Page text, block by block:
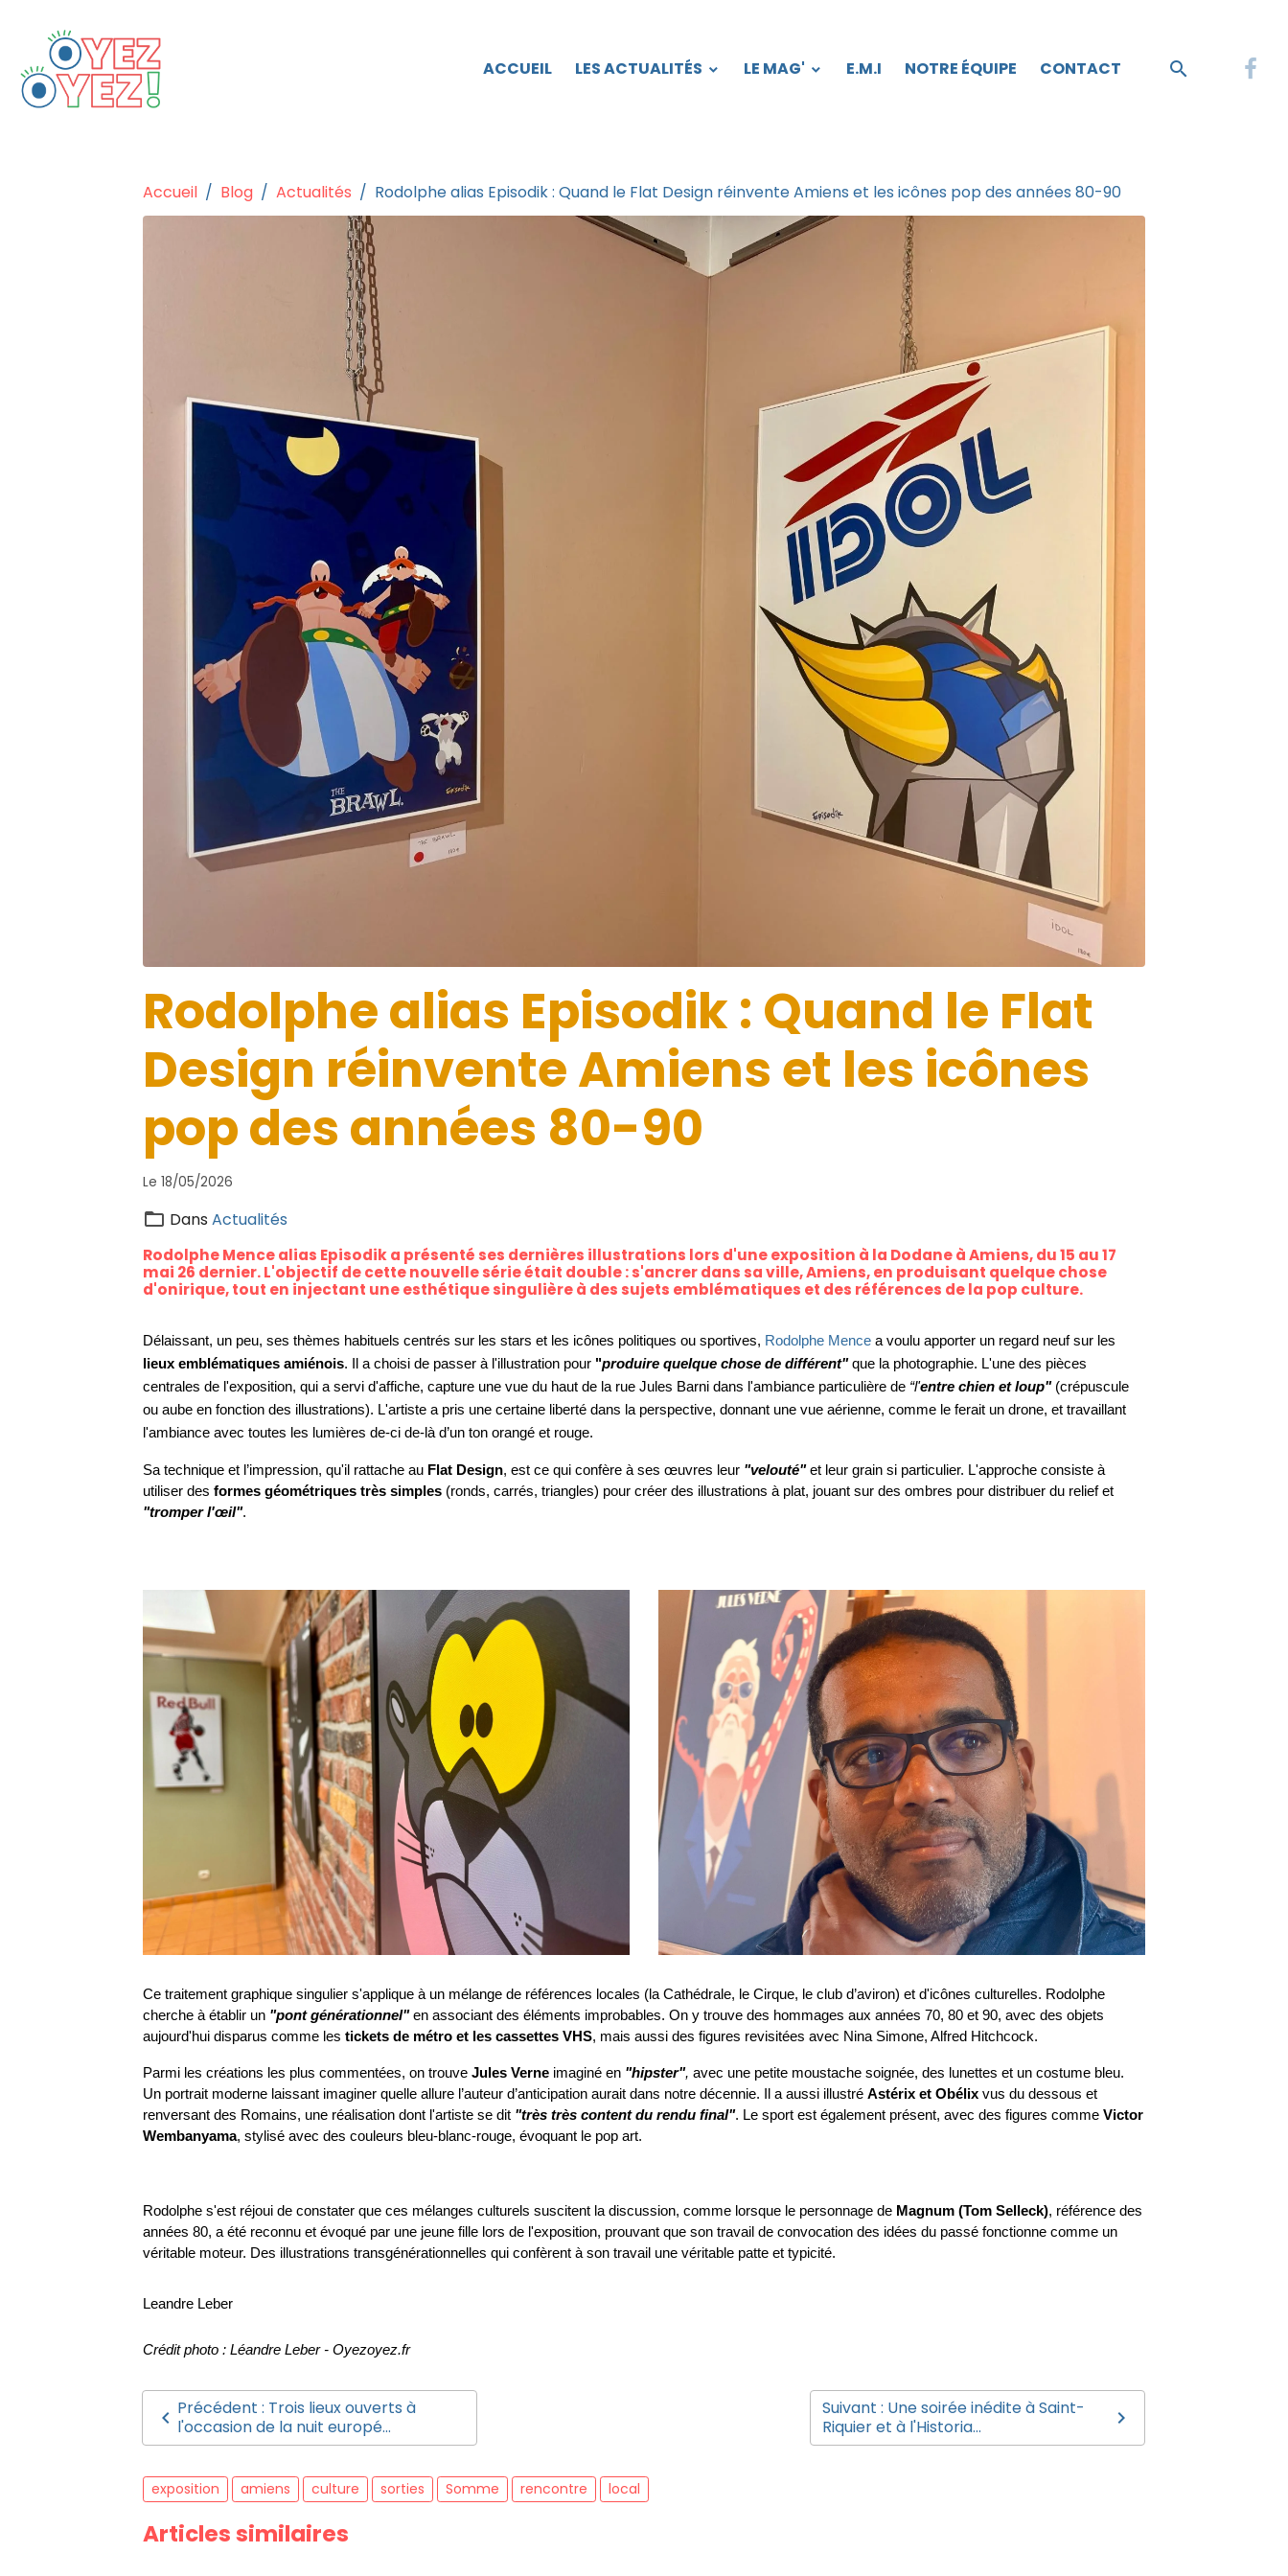
ACCUEIL LES ACTUALITÉS LE MAG' E.M.I NOTRE ÉQUIPE CONTACT
Accueil Blog Actualités Rodolphe alias Episodik : Quand le Flat Design réinvente Amiens et les icônes pop des années 80-90
Rodolphe alias Episodik : Quand le Flat
Design réinvente Amiens et les icônes
pop des années 80-90
Le 18/05/2026
DansActualités
Rodolphe Mence alias Episodik a présenté ses dernières illustrations lors d'une exposition à la Dodane à Amiens, du 15 au 17
mai 26 dernier. L'objectif de cette nouvelle série était double : s'ancrer dans sa ville, Amiens, en produisant quelque chose
d'onirique, tout en injectant une esthétique singulière à des sujets emblématiques et des références de la pop culture.
Délaissant, un peu, ses thèmes habituels centrés sur les stars et les icônes politiques ou sportives, Rodolphe Mence
lieux emblématiques amiénois. Il a choisi de passer à l'illustration pour "produire quelque chose de différent" que la photographie. L'une des pièces
centrales de l'exposition, qui a servi d'affiche, capture une vue du haut de la rue Jules Barni dans l'ambiance particulière de “l'entre chien et loup" (crépuscule
ou aube en fonction des illustrations). L'artiste a pris une certaine liberté dans la perspective, donnant une vue aérienne, comme le ferait un drone, et travaillant
l'ambiance avec toutes les lumières de-ci de-là d’un ton orangé et rouge.
Sa technique et l’impression, qu'il rattache au Flat Design, est ce qui confère à ses œuvres leur "velouté" et leur grain si particulier. L'approche consiste à
utiliser des formes géométriques très simples (ronds, carrés, triangles) pour créer des illustrations à plat, jouant sur des ombres pour distribuer du relief et
"tromper l'œil".
Ce traitement graphique singulier s'applique à un mélange de références locales (la Cathédrale, le Cirque, le club d’aviron) et d'icônes culturelles. Rodolphe
cherche à établir un "pont générationnel" en associant des éléments improbables. On y trouve des hommages aux années 70, 80 et 90, avec des objets
aujourd'hui disparus comme les tickets de métro et les cassettes VHS, mais aussi des figures revisitées avec Nina Simone, Alfred Hitchcock.
Parmi les créations les plus commentées, on trouve Jules Verne imaginé en "hipster", avec une petite moustache soignée, des lunettes et un costume bleu.
Un portrait moderne laissant imaginer quelle allure l’auteur d’anticipation aurait dans notre décennie. Il a aussi illustré Astérix et Obélix vus du dessous et
renversant des Romains, une réalisation dont l'artiste se dit "très très content du rendu final". Le sport est également présent, avec des figures comme Victor
Wembanyama, stylisé avec des couleurs bleu-blanc-rouge, évoquant le pop art.
Rodolphe s'est réjoui de constater que ces mélanges culturels suscitent la discussion, comme lorsque le personnage de Magnum (Tom Selleck), référence des
années 80, a été reconnu et évoqué par une jeune fille lors de l'exposition, prouvant que son travail de convocation des idées du passé fonctionne comme un
véritable moteur. Des illustrations transgénérationnelles qui confèrent à son travail une véritable patte et typicité.
Leandre Leber
Crédit photo : Léandre Leber - Oyezoyez.fr
Précédent : Trois lieux ouverts à
l'occasion de la nuit europé...
Suivant : Une soirée inédite à Saint-
Riquier et à l'Historia...
exposition amiens culture sorties Somme rencontre local
Articles similaires